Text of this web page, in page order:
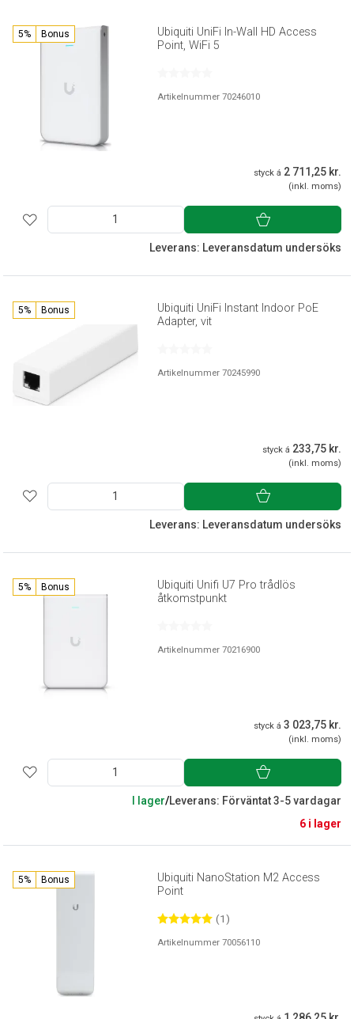
5% Bonus
Ubiquiti UniFi In-Wall HD Access
Point, WiFi 5
Artikelnummer 70246010
styck á 2 711,25 kr.
(inkl. moms)
Leverans: Leveransdatum undersöks
5% Bonus
Ubiquiti UniFi Instant Indoor PoE
Adapter, vit
Artikelnummer 70245990
styck á 233,75 kr.
(inkl. moms)
Leverans: Leveransdatum undersöks
5% Bonus
Ubiquiti Unifi U7 Pro trådlös
åtkomstpunkt
Artikelnummer 70216900
styck á 3 023,75 kr.
(inkl. moms)
I lager/Leverans: Förväntat 3-5 vardagar
6 i lager
5% Bonus
Ubiquiti NanoStation M2 Access
Point
(1)
Artikelnummer 70056110